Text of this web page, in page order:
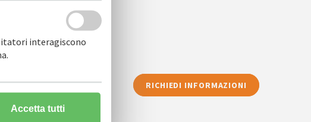
RICHIEDI INFORMAZIONI
interagiscono
Accetta tutti